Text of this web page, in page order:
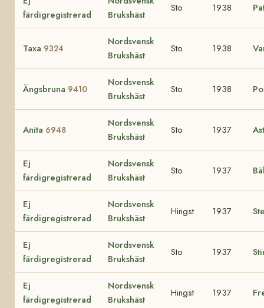
färdigregistrerad
Brukshäst
Sto 1938
Taxa 9324
Nordsvensk
Brukshäst
Sto 1938
Ängsbruna 9410
Nordsvensk
Brukshäst
Sto 1938
Anita 6948
Nordsvensk
Brukshäst
Sto 1937
Ej
färdigregistrerad
Nordsvensk
Brukshäst
Sto 1937
Ej
färdigregistrerad
Nordsvensk
Brukshäst
Hingst 1937
Ej
färdigregistrerad
Nordsvensk
Brukshäst
Sto 1937
Ej
färdigregistrerad
Nordsvensk
Brukshäst
Hingst 1937